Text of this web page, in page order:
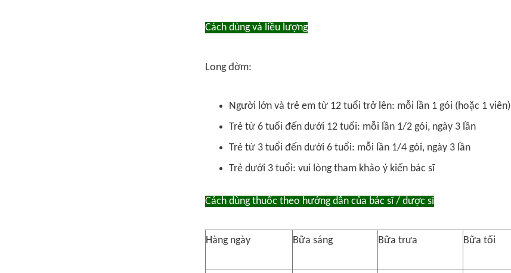
Cách dùng và liều lượng
Long đờm:
Người lớn và trẻ em từ 12 tuổi trở lên: mỗi lần 1 gói (hoặc 1
Trẻ từ 6 tuổi đến dưới 12 tuổi: mỗi lần 1/2 gói, ngày 3 lần
Trẻ từ 3 tuổi đến dưới 6 tuổi: mỗi lần 1/4 gói, ngày 3 lần
Trẻ dưới 3 tuổi: vui lòng tham khảo ý kiến bác sĩ
Cách dùng thuốc theo hướng dẫn của bác sĩ / dược sĩ
Hàng ngày Bữa sáng Bữa trưa Bữa tối